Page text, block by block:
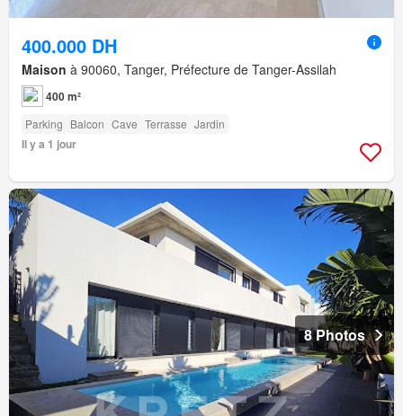
400.000 DH
Maison à 90060, Tanger, Préfecture de Tanger-Assilah
400 m²
Parking Balcon Cave Terrasse Jardin
Il y a 1 jour
8 Photos